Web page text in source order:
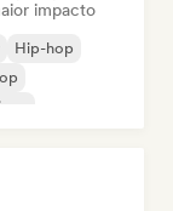
impacto
Hip-hop